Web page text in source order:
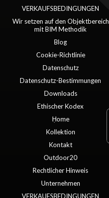
VERKAUFSBEDINGUNGEN
Wir setzen auf den Objektbereich
mit BIM Methodik
Blog
Cookie-Richtlinie
Datenschutz
Datenschutz-Bestimmungen
Downloads
Ethischer Kodex
Ḥome
Kollektion
Kontakt
Outdoor20
Rechtlicher Hinweis
Unternehmen
VERKAUFSBEDINGUNGEN